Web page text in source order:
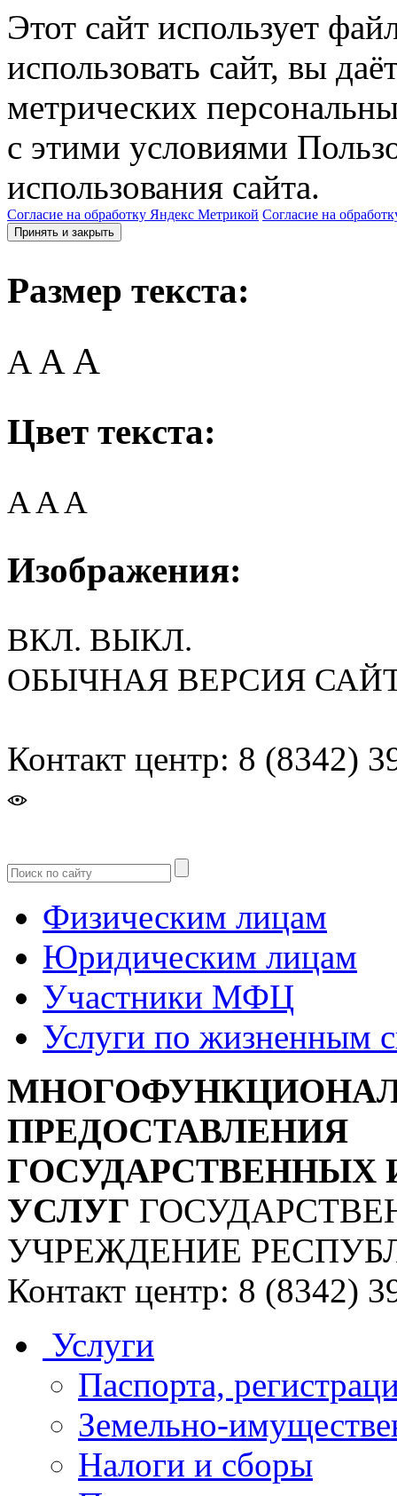
Этот сайт использует
использовать сайт, вы
метрических
с этими условиями
использования сайта.
Согласие на обработку Яндекс Метрикой Согласие на
Принять и закрыть
Размер текста:
A AA
Цвет текста:
AAA
Изображения:
ВКЛ. ВЫКЛ.
ОБЫЧНАЯ ВЕРСИЯ
Контакт центр: 8 (8342)
Физическим лицам
Юридическим лицам
Участники МФЦ
Услуги по жизненным
ПРЕДОСТАВЛЕНИЯ
УСЛУГ
УЧРЕЖДЕНИЕ
Контакт центр: 8 (8342)
Услуги
Паспорта,
Земельно-
Налоги и сборы